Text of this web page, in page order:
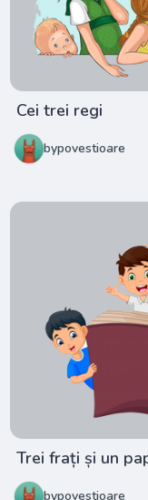
Cei trei regi
bypovestioare
Trei frați și un
bypovestioare